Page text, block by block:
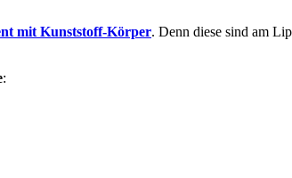
mit Kunststoff-Körper. Denn diese sind am
: